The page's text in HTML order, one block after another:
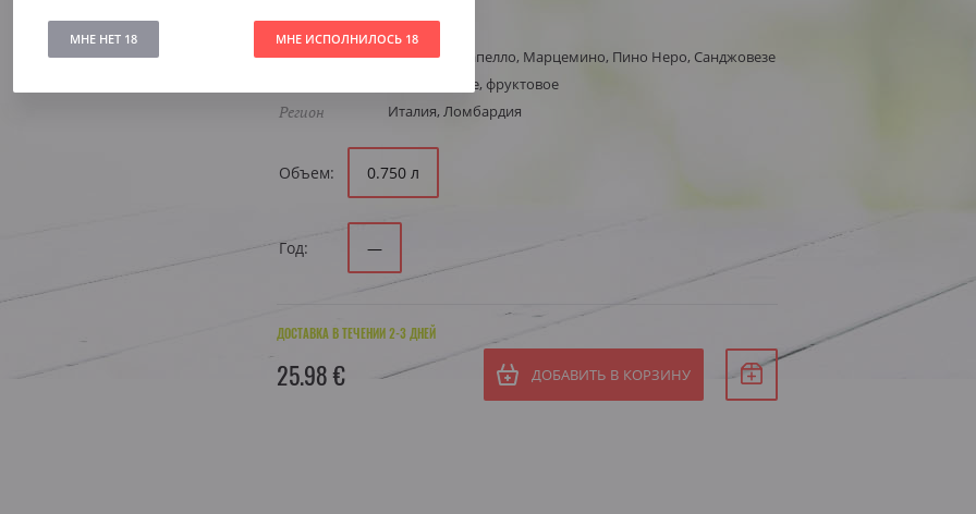
Тип Розе Брют
Виноград Барбера, Грапелло, Марцемино, Пино Неро, Санджовезе
Освежающее, фруктовое
Регион Италия, Ломбардия
Объем: 0.750 л
Год: —
ДОСТАВКА В ТЕЧЕНИИ 2-3 ДНЕЙ
25.98 € ДОБАВИТЬ В КОРЗИНУ
МНЕ НЕТ 18 МНЕ ИСПОЛНИЛОСЬ 18